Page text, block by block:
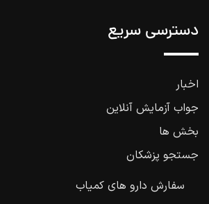
دسترسی سریع
اخبار
جواب آزمایش آنلاین
بخش ها
جستجو پزشکان
سفارش دارو های کمیاب